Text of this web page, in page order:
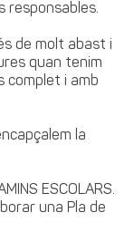
responsables.
de molt abast i
quan tenim
complet i amb
la
ESCOLARS.
una Pla de